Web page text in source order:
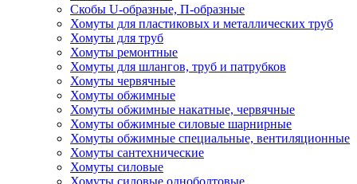
Скобы U-образные, П-образные
Хомуты для пластиковых и металлических труб
Хомуты для труб
Хомуты ремонтные
Хомуты для шлангов, труб и патрубков
Хомуты червячные
Хомуты обжимные
Хомуты обжимные накатные, червячные
Хомуты обжимные силовые шарнирные
Хомуты обжимные специальные, вентиляционные
Хомуты сантехнические
Хомуты силовые
Хомуты силовые одноболтовые